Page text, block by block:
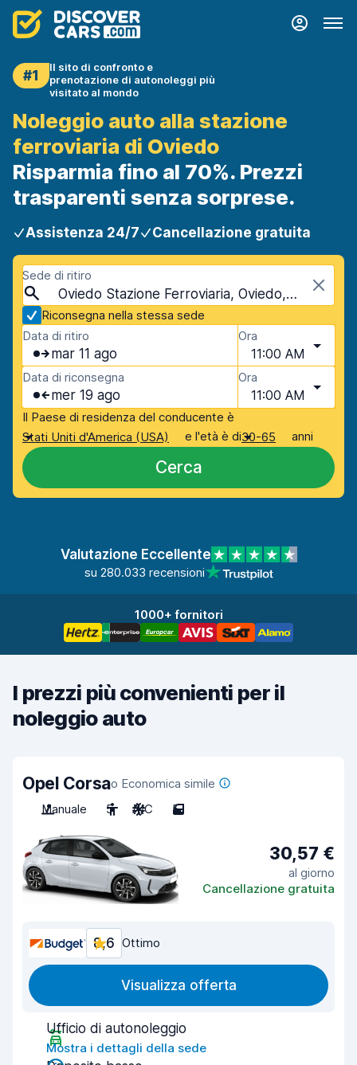
#1
Il sito di confronto e
prenotazione di autonoleggi più
visitato al mondo
Noleggio auto alla stazione
ferroviaria di Oviedo
Risparmia fino al 70%. Prezzi
trasparenti senza sorprese.
Assistenza 24/7 Cancellazione gratuita
Sede di ritiro
Oviedo Stazione Ferroviaria, Oviedo, Spagna
Riconsegna nella stessa sede
Data di ritiro
mar 11 ago
Ora
11:00 AM
Data di riconsegna
mer 19 ago
Ora
11:00 AM
Il Paese di residenza del conducente è
Stati Uniti d'America (USA)
e l'età è di30-65 anni
Cerca
Valutazione Eccellente
su 280.033 recensioni
1000+ fornitori
I prezzi più convenienti per il
noleggio auto
Opel Corsao Economica simile
Manuale
5 A/C 5
30,57 €
al giorno
Cancellazione gratuita
8,6 Ottimo
Visualizza offerta
Ufficio di autonoleggio
Mostra i dettagli della sede